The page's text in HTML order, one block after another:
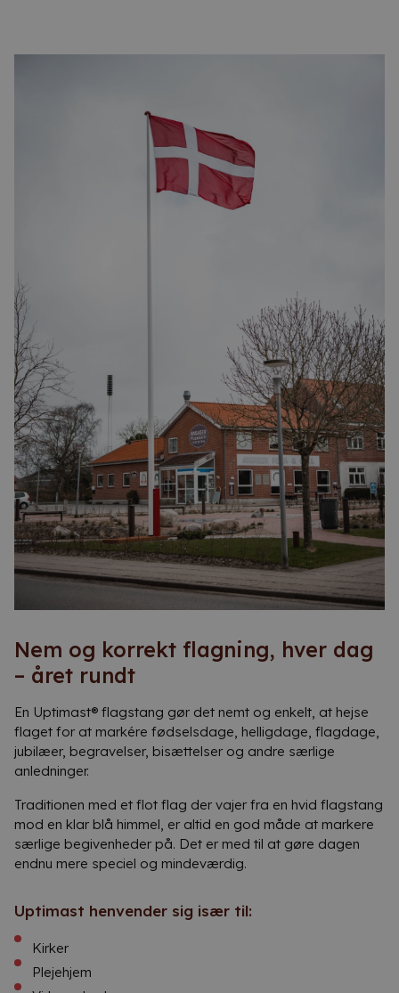
Nem og korrekt flagning, hver dag
– året rundt
En Uptimast® flagstang gør det nemt og enkelt, at hejse
flaget for at markére fødselsdage, helligdage, flagdage,
jubilæer, begravelser, bisættelser og andre særlige
anledninger.
Traditionen med et flot flag der vajer fra en hvid flagstang
mod en klar blå himmel, er altid en god måde at markere
særlige begivenheder på. Det er med til at gøre dagen
endnu mere speciel og mindeværdig.
Uptimast henvender sig især til:
Kirker
Plejehjem